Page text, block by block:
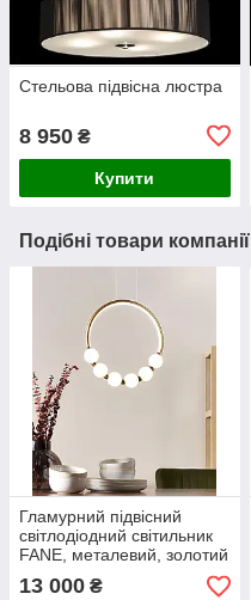
Стельова підвісна люстра
8 950 ₴
Купити
Подібні товари компанії
Гламурний підвісний
світлодіодний світильник
FANE, металевий, золотий
колір
13 000 ₴